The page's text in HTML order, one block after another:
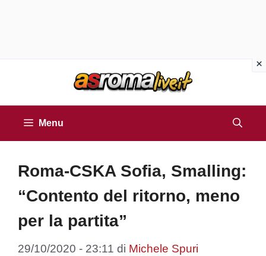
Menu
Roma-CSKA Sofia, Smalling:
“Contento del ritorno, meno
per la partita”
29/10/2020 - 23:11 di Michele Spuri